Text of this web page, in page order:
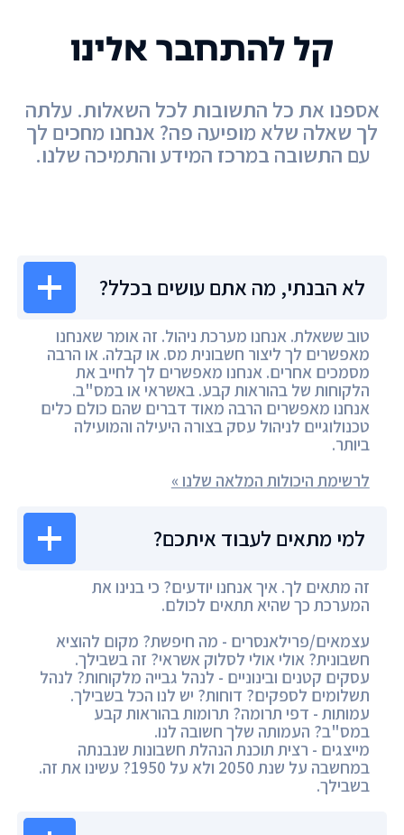
לא הבנתי, מה אתם עושים בכלל?
טוב ששאלת. אנחנו מערכת ניהול. זה אומר שאנחנו
מאפשרים לך ליצור חשבונית מס. או קבלה. או הרבה
מסמכים אחרים. אנחנו מאפשרים לך לחייב את
הלקוחות של בהוראות קבע. באשראי או במס"ב.
אנחנו מאפשרים הרבה מאוד דברים שהם כולם כלים
טכנולוגיים לניהול עסק בצורה היעילה והמועילה
ביותר.
לרשימת היכולות המלאה שלנו »
למי מתאים לעבוד איתכם?
זה מתאים לך. איך אנחנו יודעים? כי בנינו את
המערכת כך שהיא תתאים לכולם.
עצמאים/פרילאנסרים - מה חיפשת? מקום להוציא
חשבונית? אולי אולי לסלוק אשראי? זה בשבילך.
עסקים קטנים ובינוניים - לנהל גבייה מלקוחות? לנהל
תשלומים לספקים? דוחות? יש לנו הכל בשבילך.
עמותות - דפי תרומה? תרומות בהוראות קבע
במס"ב? העמותה שלך חשובה לנו.
מייצגים - רצית תוכנת הנהלת חשבונות שנבנתה
במחשבה על שנת 2050 ולא על 1950? עשינו את זה.
בשבילך.
קל להתחבר אלינו
אספנו את כל התשובות לכל השאלות. עלתה
לך שאלה שלא מופיעה פה? אנחנו מחכים לך
עם התשובה במרכז המידע והתמיכה שלנו.